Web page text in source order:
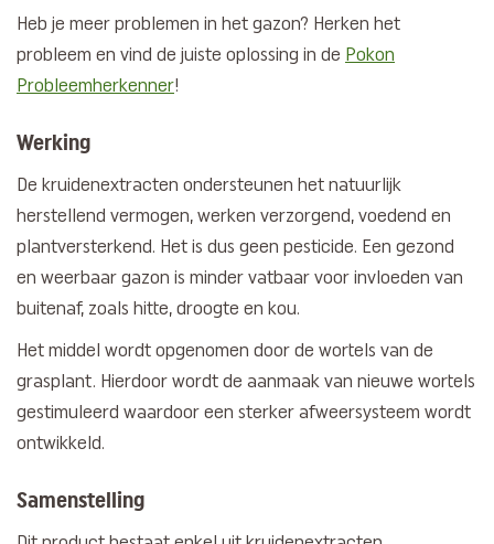
Heb je meer problemen in het gazon? Herken het
probleem en vind de juiste oplossing in de Pokon
Probleemherkenner!
Werking
De kruidenextracten ondersteunen het natuurlijk
herstellend vermogen, werken verzorgend, voedend en
plantversterkend. Het is dus geen pesticide. Een gezond
en weerbaar gazon is minder vatbaar voor invloeden van
buitenaf, zoals hitte, droogte en kou.
Het middel wordt opgenomen door de wortels van de
grasplant. Hierdoor wordt de aanmaak van nieuwe wortels
gestimuleerd waardoor een sterker afweersysteem wordt
ontwikkeld.
Samenstelling